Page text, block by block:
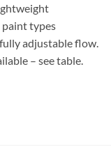
paint types
adjustable flow.
– see table.